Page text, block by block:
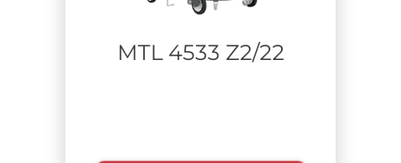
MTL 4533 Z2/22